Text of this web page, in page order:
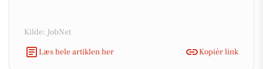
Kilde: JobNet
Læs hele artiklen her
Kopiér link